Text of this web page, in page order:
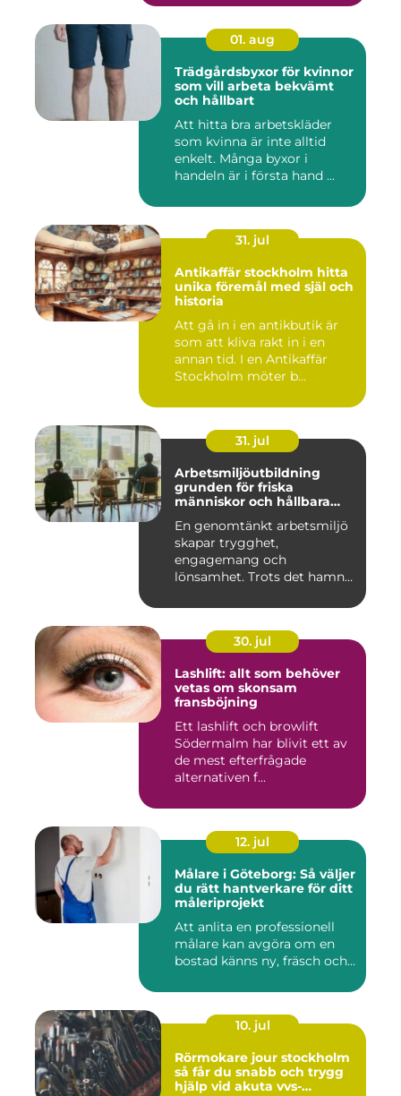
01. aug
Trädgårdsbyxor för kvinnor
som vill arbeta bekvämt
och hållbart
Att hitta bra arbetskläder
som kvinna är inte alltid
enkelt. Många byxor i
handeln är i första hand ...
31. jul
Antikaffär stockholm hitta
unika föremål med själ och
historia
Att gå in i en antikbutik är
som att kliva rakt in i en
annan tid. I en Antikaffär
Stockholm möter b...
31. jul
Arbetsmiljöutbildning
grunden för friska
människor och hållbara
En genomtänkt arbetsmiljö
skapar trygghet,
engagemang och
lönsamhet. Trots det hamnar
30. jul
Lashlift: allt som behöver
vetas om skonsam
fransböjning
Ett lashlift och browlift
Södermalm har blivit ett av
de mest efterfrågade
alternativen f...
12. jul
Målare i Göteborg: Så väljer
du rätt hantverkare för ditt
måleriprojekt
Att anlita en professionell
målare kan avgöra om en
bostad känns ny, fräsch och...
10. jul
Rörmokare jour stockholm
så får du snabb och trygg
hjälp vid akuta vvs-